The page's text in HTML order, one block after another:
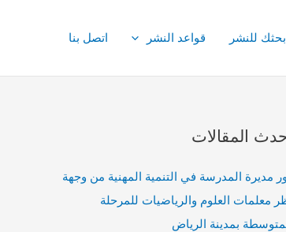
للنشر قواعد النشر اتصل بنا
المقالات
مديرة المدرسة في التنمية المهنية من وجهة
معلمات العلوم والرياضيات للمرحلة
بمدينة الرياض